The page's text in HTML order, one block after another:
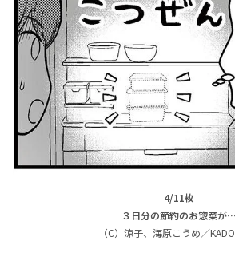
4/11枚
３日分の節約のお惣菜が…
（C）涼子、海原こうめ／